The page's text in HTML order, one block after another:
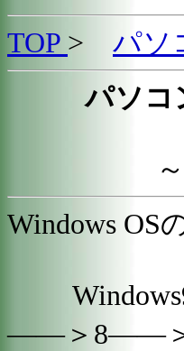
TOP > パソ
パソコ
Windows OS
——＞8——